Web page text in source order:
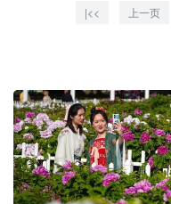
安徽
四川 贵州
陕西 甘肃
新疆 内蒙古
|<< 上一页